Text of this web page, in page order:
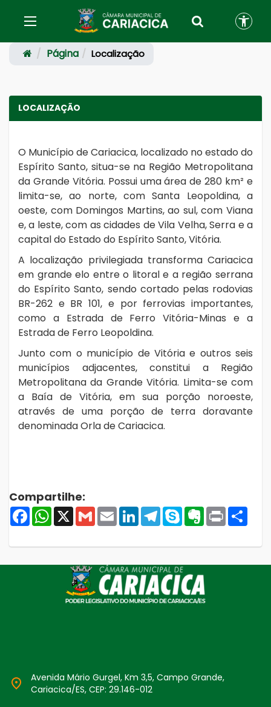
Página Localização
LOCALIZAÇÃO
O Município de Cariacica, localizado no estado do
Espírito Santo, situa-se na Região Metropolitana
da Grande Vitória. Possui uma área de 280 km² e
limita-se, ao norte, com Santa Leopoldina, a
oeste, com Domingos Martins, ao sul, com Viana
e, a leste, com as cidades de Vila Velha, Serra e a
capital do Estado do Espírito Santo, Vitória.
A localização privilegiada transforma Cariacica
em grande elo entre o litoral e a região serrana
do Espírito Santo, sendo cortado pelas rodovias
BR-262 e BR 101, e por ferrovias importantes,
como a Estrada de Ferro Vitória-Minas e a
Estrada de Ferro Leopoldina.
Junto com o município de Vitória e outros seis
municípios adjacentes, constitui a Região
Metropolitana da Grande Vitória. Limita-se com
a Baía de Vitória, em sua porção noroeste,
através de uma porção de terra doravante
denominada Orla de Cariacica.
Compartilhe:
FacebookWhatsApp
X GmailEmail LinkedInTelegram
SkypeEvernote
Print
Avenida Mário Gurgel, Km 3,5, Campo Grande,
Cariacica/ES, CEP: 29.146-012